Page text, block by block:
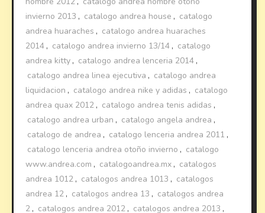
invierno 2013 , catalogo andrea house , catalogo
andrea huaraches , catalogo andrea huaraches
2014 , catalogo andrea invierno 13/14 , catalogo
andrea kitty , catalogo andrea lenceria 2014 ,
catalogo andrea linea ejecutiva , catalogo andrea
liquidacion , catalogo andrea nike y adidas , catalogo
andrea quax 2012 , catalogo andrea tenis adidas ,
catalogo andrea urban , catalogo angela andrea ,
catalogo de andrea , catalogo lenceria andrea 2011 ,
catalogo lenceria andrea otoño invierno , catalogo
www.andrea.com , catalogoandrea.mx , catalogos
andrea 1012 , catalogos andrea 1013 , catalogos
andrea 12 , catalogos andrea 13 , catalogos andrea
2 , catalogos andrea 2012 , catalogos andrea 2013 ,